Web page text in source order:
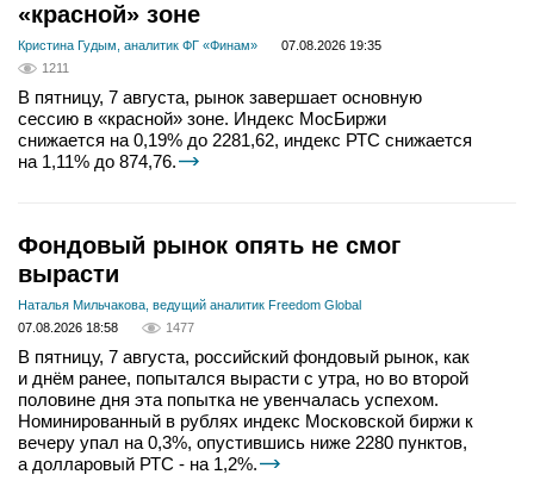
«красной» зоне
Кристина Гудым, аналитик ФГ «Финам»
07.08.2026 19:35
1211
В пятницу, 7 августа, рынок завершает основную
сессию в «красной» зоне. Индекс МосБиржи
снижается на 0,19% до 2281,62, индекс РТС снижается
на 1,11% до 874,76.
Фондовый рынок опять не смог
вырасти
Наталья Мильчакова, ведущий аналитик Freedom Global
07.08.2026 18:58
1477
В пятницу, 7 августа, российский фондовый рынок, как
и днём ранее, попытался вырасти с утра, но во второй
половине дня эта попытка не увенчалась успехом.
Номинированный в рублях индекс Московской биржи к
вечеру упал на 0,3%, опустившись ниже 2280 пунктов,
а долларовый РТС - на 1,2%.